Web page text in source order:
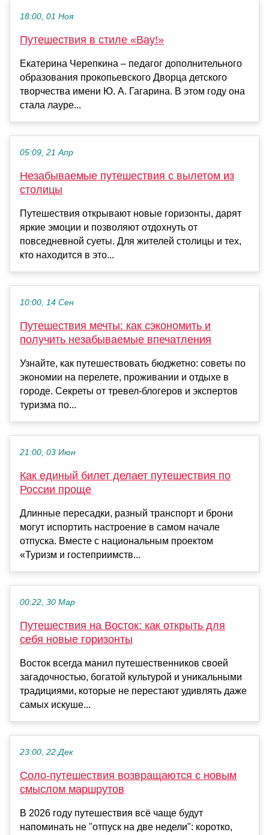
18:00, 01 Ноя
Путешествия в стиле «Вау!»
Екатерина Черепкина – педагог дополнительного
образования прокопьевского Дворца детского
творчества имени Ю. А. Гагарина. В этом году она
стала лауре...
05:09, 21 Апр
Незабываемые путешествия с вылетом из
столицы
Путешествия открывают новые горизонты, дарят
яркие эмоции и позволяют отдохнуть от
повседневной суеты. Для жителей столицы и тех,
кто находится в это...
10:00, 14 Сен
Путешествия мечты: как сэкономить и
получить незабываемые впечатления
Узнайте, как путешествовать бюджетно: советы по
экономии на перелете, проживании и отдыхе в
городе. Секреты от тревел-блогеров и экспертов
туризма по...
21:00, 03 Июн
Как единый билет делает путешествия по
России проще
Длинные пересадки, разный транспорт и брони
могут испортить настроение в самом начале
отпуска. Вместе с национальным проектом
«Туризм и гостеприимств...
00:22, 30 Мар
Путешествия на Восток: как открыть для
себя новые горизонты
Восток всегда манил путешественников своей
загадочностью, богатой культурой и уникальными
традициями, которые не перестают удивлять даже
самых искуше...
23:00, 22 Дек
Соло-путешествия возвращаются с новым
смыслом маршрутов
В 2026 году путешествия всё чаще будут
напоминать не "отпуск на две недели": коротко,